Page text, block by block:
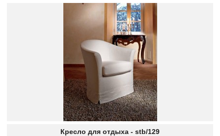
Кресло для отдыха - stb/129